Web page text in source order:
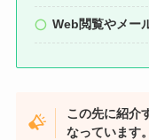
Web閲覧やメー
この先に紹介
なっています。